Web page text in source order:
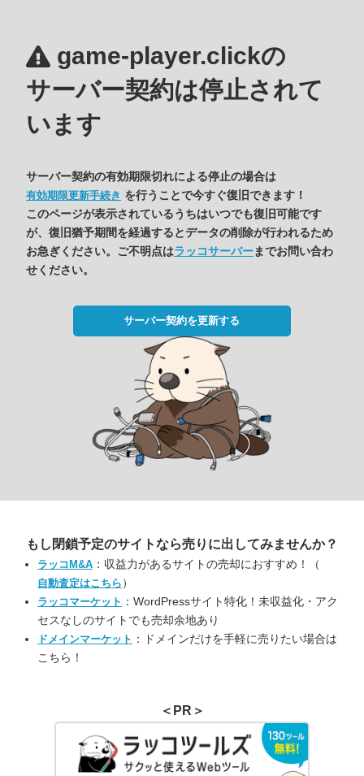
game-player.clickの
サーバー契約は停止されて
います
サーバー契約の有効期限切れによる停止の場合は
有効期限更新手続き を行うことで今すぐ復旧できます！
このページが表示されているうちはいつでも復旧可能です
が、復旧猶予期間を経過するとデータの削除が行われるため
お急ぎください。ご不明点はラッコサーバーまでお問い合わ
せください。
サーバー契約を更新する
もし閉鎖予定のサイトなら売りに出してみませんか？
ラッコM&A ：収益力があるサイトの売却におすすめ！（
自動査定はこちら ）
ラッコマーケット ：WordPressサイト特化！未収益化・アク
セスなしのサイトでも売却余地あり
ドメインマーケット ：ドメインだけを手軽に売りたい場合は
こちら！
＜PR＞